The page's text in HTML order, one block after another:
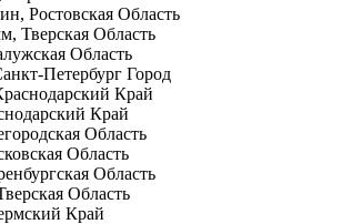
Ростовская Область
Тверская Область
Область
Петербург Город
Край
Край
Область
Область
Область
Область
Край